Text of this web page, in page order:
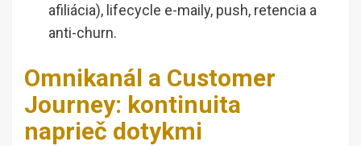
afiliácia), lifecycle e-maily, push, retencia a
anti-churn.
Omnikanál a Customer
Journey: kontinuita
naprieč dotykmi